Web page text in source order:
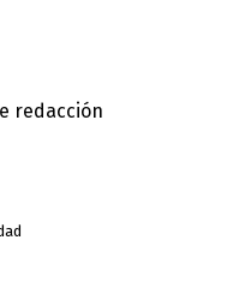
redacción